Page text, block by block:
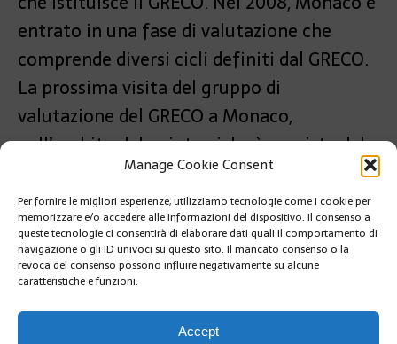
Manage Cookie Consent
Per fornire le migliori esperienze, utilizziamo tecnologie come i cookie per
memorizzare e/o accedere alle informazioni del dispositivo. Il consenso a
queste tecnologie ci consentirà di elaborare dati quali il comportamento di
navigazione o gli ID univoci su questo sito. Il mancato consenso o la
revoca del consenso possono influire negativamente su alcune
caratteristiche e funzioni.
Accept
entrato in una fase di valutazione che
comprende diversi cicli definiti dal GRECO.
La prossima visita del gruppo di
valutazione del GRECO a Monaco,
nell’ambito del quinto ciclo, è prevista dal
20 al 24 novembre 2023.
PRÉCÉDENT
LA FONDAZIONE PRINCESSE CHARLENE LANCIA LA
CAMPAGNA CONTRO L’ANNEGAMENTO DEI BAMBINI